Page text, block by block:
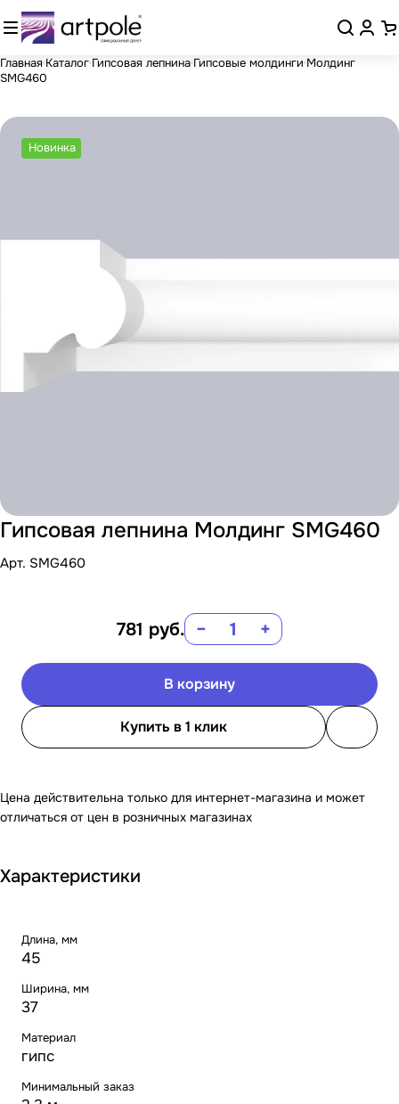
Главная Каталог Гипсовая лепнина Гипсовые молдинги Молдинг
SMG460
Новинка
Гипсовая лепнина Молдинг SMG460
Арт. SMG460
781 руб. − +
В корзину
Купить в 1 клик
Цена действительна только для интернет-магазина и может
отличаться от цен в розничных магазинах
Характеристики
Длина, мм
45
Ширина, мм
37
Материал
гипс
Минимальный заказ